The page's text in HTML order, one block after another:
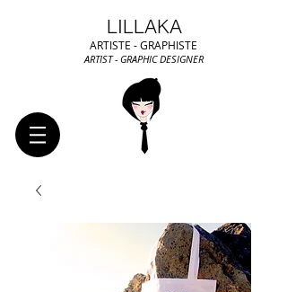
LILLAKA
ARTISTE - GRAPHISTE
ARTIST - GRAPHIC DESIGNER